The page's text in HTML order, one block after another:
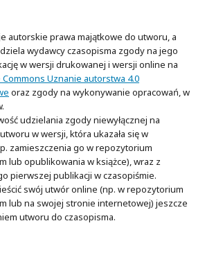
autorskie prawa majątkowe do utworu, a
wydawcy czasopisma zgody na jego
w wersji drukowanej i wersji online na
Commons Uznanie autorstwa 4.0
oraz zgody na wykonywanie opracowań, w
udzielania zgody niewyłącznej na
w wersji, która ukazała się w
zamieszczenia go w repozytorium
lub opublikowania w książce), wraz z
pierwszej publikacji w czasopiśmie.
swój utwór online (np. w repozytorium
lub na swojej stronie internetowej) jeszcze
utworu do czasopisma.